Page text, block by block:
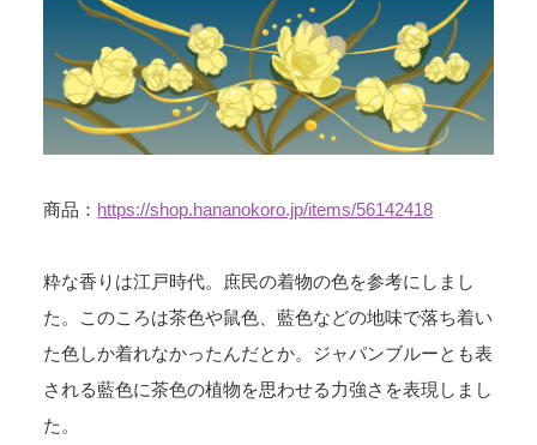
商品： https://shop.hananokoro.jp/items/56142418
粋な香りは江戸時代。庶民の着物の色を参考にしまし
た。このころは茶色や鼠色、藍色などの地味で落ち着い
た色しか着れなかったんだとか。ジャパンブルーとも表
される藍色に茶色の植物を思わせる力強さを表現しまし
た。